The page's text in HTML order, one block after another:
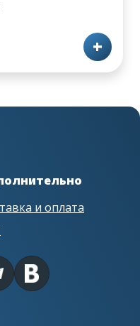
+
и оплата